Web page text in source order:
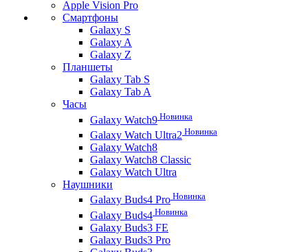
Apple Vision Pro
Смартфоны
Galaxy S
Galaxy A
Galaxy Z
Планшеты
Galaxy Tab S
Galaxy Tab A
Часы
Galaxy Watch9 Новинка
Galaxy Watch Ultra2 Новинка
Galaxy Watch8
Galaxy Watch8 Classic
Galaxy Watch Ultra
Наушники
Galaxy Buds4 Pro Новинка
Galaxy Buds4 Новинка
Galaxy Buds3 FE
Galaxy Buds3 Pro